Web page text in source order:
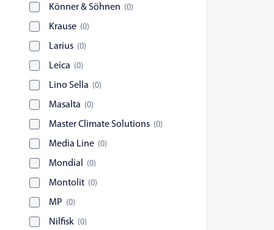
Könner & Söhnen (0)
Krause (0)
Larius (0)
Leica (0)
Lino Sella (0)
Masalta (0)
Master Climate Solutions (0)
Media Line (0)
Mondial (0)
Montolit (0)
MP (0)
Nilfisk (0)